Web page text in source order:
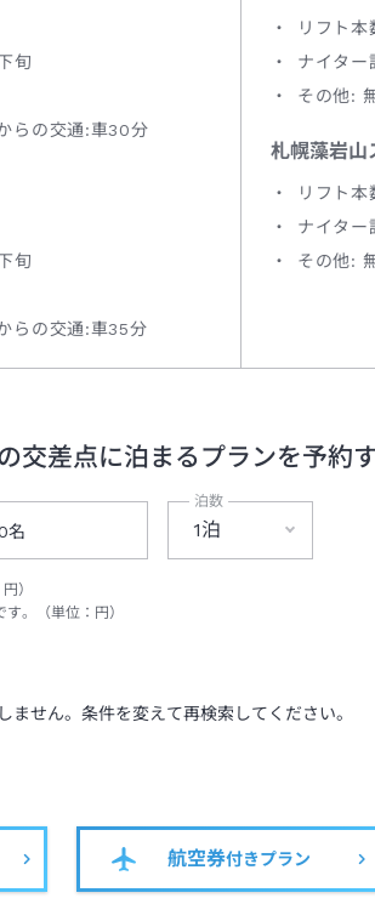
旬
らの交通:車30分
旬
らの交通:車35分
リフト
ナイタ
その他:
札幌藻岩山
リフト
ナイタ
その他:
交差点に泊まるプランを予約
泊数
1泊
）
。（単位：円）
せん。条件を変えて再検索してください。
航空券付きプラン